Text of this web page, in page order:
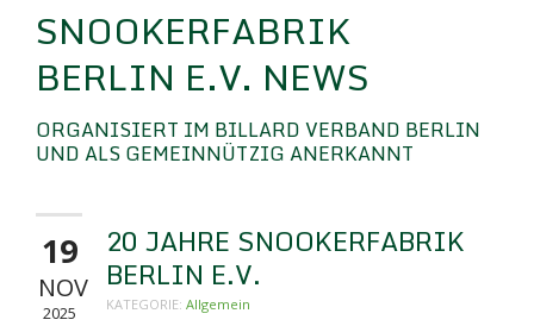
SNOOKERFABRIK
BERLIN E.V. NEWS
ORGANISIERT IM BILLARD VERBAND BERLIN
UND ALS GEMEINNÜTZIG ANERKANNT
19
NOV
2025
20 JAHRE SNOOKERFABRIK
BERLIN E.V.
KATEGORIE: Allgemein